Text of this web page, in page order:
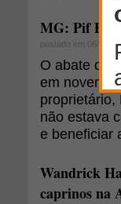
MG: Pif Paf
postado em 06/06/
O abate de
em
proprietário,
não estava
e beneficiar
Wandrick
caprinos na